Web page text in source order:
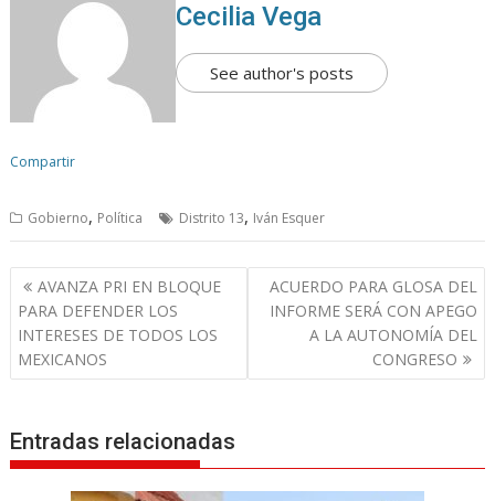
Cecilia Vega
See author's posts
Compartir
Gobierno, Política Distrito 13, Iván Esquer
N
a
v
e
c
AVANZA PRI EN BLOQUE
PARA DEFENDER LOS
INTERESES DE TODOS LOS
MEXICANOS
ACUERDO PARA GLOSA DEL
INFORME SERÁ CON APEGO
A LA AUTONOMÍA DEL
CONGRESO
Entradas relacionadas